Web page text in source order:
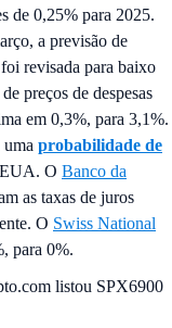
de 0,25% para 2025.
a previsão de
revisada para baixo
preços de despesas
em 0,3%, para 3,1%.
probabilidade de
O Banco da
as taxas de juros
O Swiss National
para 0%.
listou SPX6900